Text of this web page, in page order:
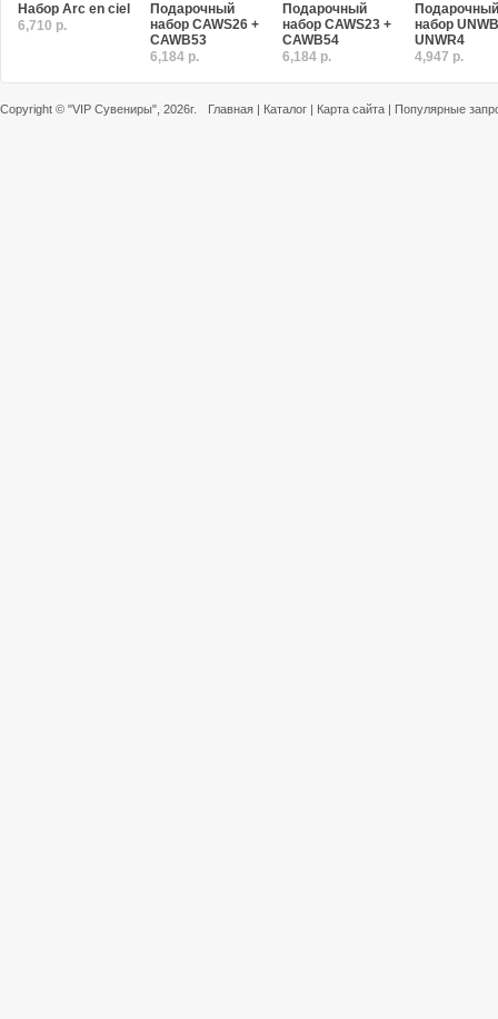
Набор Arc en ciel
6,710 р.
Подарочный
набор CAWS26 +
CAWB53
6,184 р.
Подарочный
набор CAWS23 +
CAWB54
6,184 р.
Подарочный
набор
UNWR4
4,947 р.
Copyright © "VIP Сувениры" , 2026г. Главная | Каталог | Карта сайта | Популярные